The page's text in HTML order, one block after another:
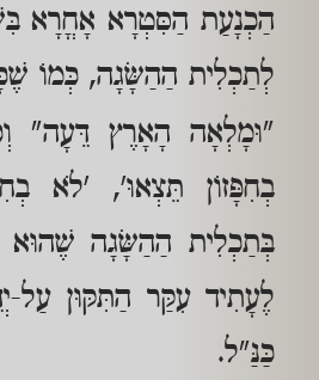
הַכְנָעַת הַסִּטְרָא אָחֳרָא
לְתַכְלִית הַהַשָּׂגָה, כְּמוֹ
"וּמָלְאָה הָאָרֶץ דֵּעָה"
בְחִפָּזוֹן תֵּצְאוּ', 'לֹא
בְּתַכְלִית הַהַשָּׂגָה
לֶעָתִיד עִקַּר הַתִּקּוּן עַל-
כַּנַּ"ל.